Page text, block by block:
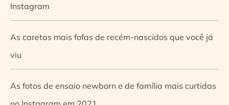
Instagram
As caretas mais fofas de recém-nascidos que você já
viu
As fotos de ensaio newborn e de família mais curtidas